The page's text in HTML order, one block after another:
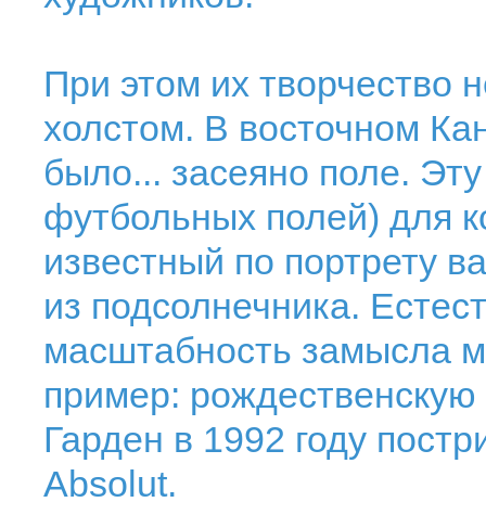
При этом их творчество
холстом. В восточном
было... засеяно поле.
футбольных полей) для
известный по портрету
из подсолнечника.
масштабность замысла
пример:
Гарден в 1992 году
Absolut.